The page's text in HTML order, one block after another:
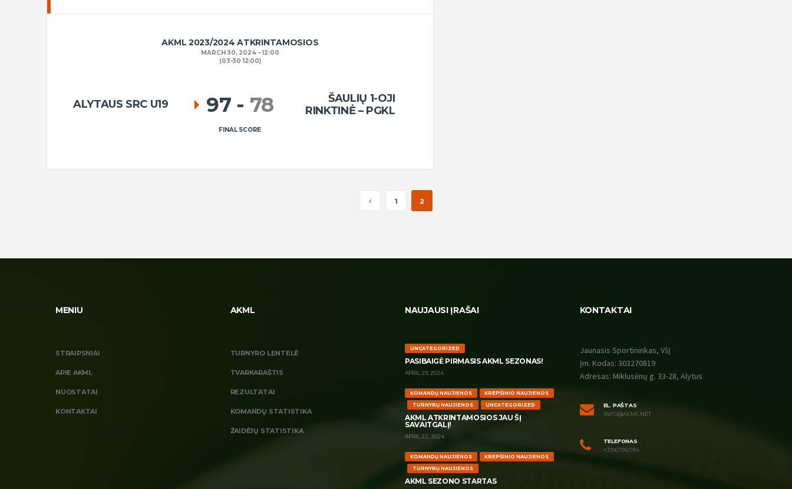
AKML 2023/2024 ATKRINTAMOSIOS
MARCH 30, 2024
12:00
(03-30 12:00)
ALYTAUS SRC U19
ŠAULIŲ 1-OJI
RINKTINĖ – PGKL
97 - 78
FINAL SCORE
1 2
MENIU
STRAIPSNIAI
APIE AKML
NUOSTATAI
KONTAKTAI
AKML
TURNYRO LENTELĖ
TVARKARAŠTIS
REZULTATAI
KOMANDŲ STATISTIKA
ŽAIDĖJŲ STATISTIKA
NAUJAUSI ĮRAŠAI
UNCATEGORIZED
PASIBAIGĖ PIRMASIS AKML SEZONAS!
APRIL 29, 2024
KOMANDŲ NAUJIENOS
KREPŠINIO NAUJIENOS
TURNYRŲ NAUJIENOS
UNCATEGORIZED
AKML ATKRINTAMOSIOS JAU ŠĮ
SAVAITGALĮ!
APRIL 22, 2024
KOMANDŲ NAUJIENOS
KREPŠINIO NAUJIENOS
TURNYRŲ NAUJIENOS
AKML SEZONO STARTAS
KONTAKTAI
Jaunasis Sportininkas, VšĮ
Įm. Kodas: 303270819
Adresas: Miklusėnų g. 33-28, Alytus
EL. PAŠTAS
INFO@AKML.NET
TELEFONAS
+37067060784